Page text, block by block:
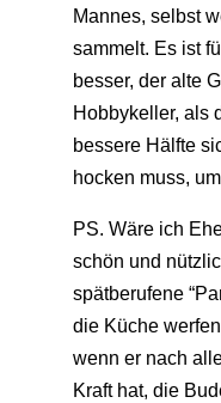
Mannes, selbst
sammelt. Es ist
besser, der alte
Hobbykeller, als
bessere Hälfte
hocken muss,
PS. Wäre ich
schön und
spätberufene
die Küche
wenn er nach
Kraft hat, die